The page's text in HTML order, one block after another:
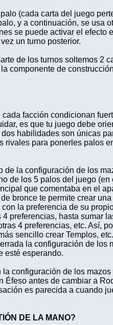
(cada carta del juego
y a continuación, se usa
se puede activar el
un turno posterior.
de los turnos soltemos 2
componente de
facción condicionan
es que tu juego debe
habilidades son únicas
rivales para ponerles palos
de la configuración de los
de los 5 palos del juego
que comentaba en el
bronce te permite crear
la preferencia de su
preferencias, hasta sumar
4 preferencias, etc. Así,
sencillo crear Templos,
la configuración de
esté esperando.
configuración de los
Éfeso antes de cambiar a
es parecida a cuando
DE LA MANO?